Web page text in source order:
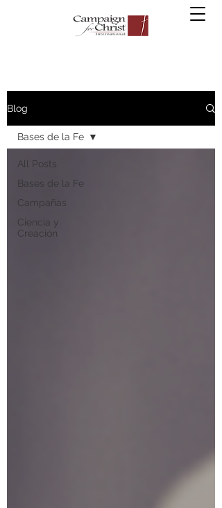
Blog
All Posts
Bases de la Fe
Campañas
Ciencia y
Creación
Bases de la Fe